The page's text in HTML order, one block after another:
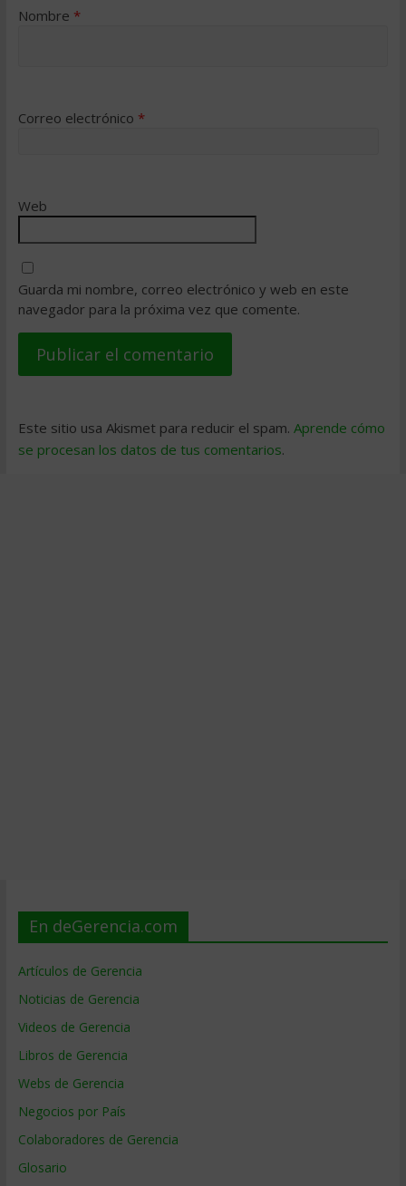
Nombre *
Correo electrónico *
Web
Guarda mi nombre, correo electrónico y web en este
navegador para la próxima vez que comente.
Este sitio usa Akismet para reducir el spam. Aprende cómo
se procesan los datos de tus comentarios.
En deGerencia.com
Artículos de Gerencia
Noticias de Gerencia
Videos de Gerencia
Libros de Gerencia
Webs de Gerencia
Negocios por País
Colaboradores de Gerencia
Glosario